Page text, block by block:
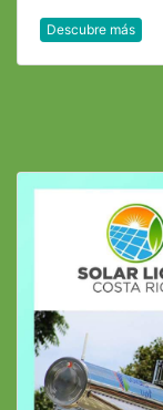
Descubre más